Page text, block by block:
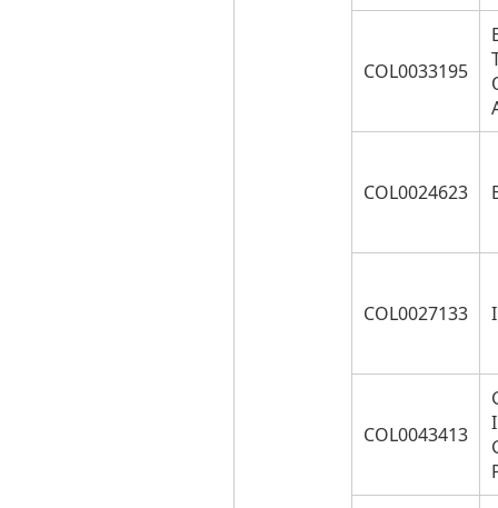
COL0033195
COL0024623
COL0027133
COL0043413